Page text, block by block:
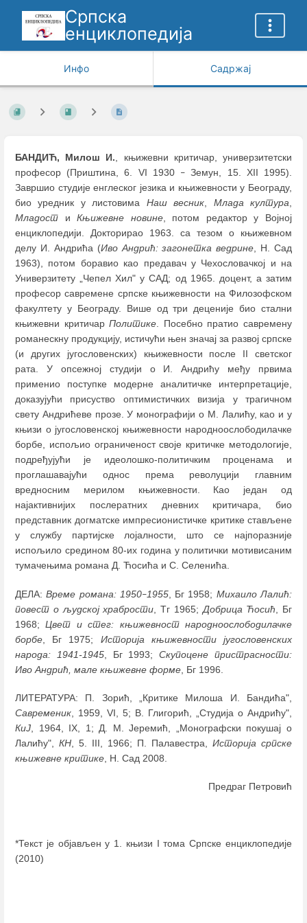
Српска
енциклопедија
Инфо Садржај
БАНДИЋ, Милош И., књижевни критичар, универзитетски
професор (Приштина, 6. VI 1930 – Земун, 15. XII 1995).
Завршио студије енглеског језика и књижевности у Београду,
био уредник у листовима Наш весник, Млада култура,
Младост иКњижевне новине, потом редактор у Војној
енциклопедији. Докторирао 1963. са тезом о књижевном
делу И. Андрића (Иво Андрић: загонетка ведрине, Н. Сад
1963), потом боравио као предавач у Чехословачкој и на
Универзитету „Чепел Хил" у САД; од 1965. доцент, а затим
професор савремене српске књижевности на Филозофском
факултету у Београду. Више од три деценије био стални
књижевни критичарПолитикe. Посебно пратио савремену
романескну продукцију, истичући њен значај за развој српске
(и других југословенских) књижевности после II светског
рата. У опсежној студији о И. Андрићу међу првима
применио поступке модерне аналитичке интерпретације,
доказујући присуство оптимистичких визија у трагичном
свету Андрићеве прозе. У монографији о М. Лалићу, као и у
књизи о југословенској књижевности народноослободилачке
борбе, испољио ограниченост своје критичке методологије,
подређујући је идеолошко-политичким проценама и
проглашавајући однос према револуцији главним
вредносним мерилом књижевности. Као један од
најактивнијих послератних дневних критичара, био
представник догматске импресионистичке критике стављене
у службу партијске лојалности, што се најпоразније
испољило средином 80-их година у политички мотивисаним
тумачењима романа Д. Ћосића и С. Селенића.
ДЕЛА:Време романа: 1950–1955, Бг 1958; Михаило Лалић:
повест о људској храбрости , Тг 1965; Добрица Ћосић , Бг
1968;Цвет и стег: књижевност народноослободилачке
борбе , Бг 1975; Историја књижевности југословенских
народа: 1941-1945, Бг 1993;Скупоцене пристрасности:
Иво Андрић, мале књижевне форме , Бг 1996.
ЛИТЕРАТУРА: П. Зорић, „Критике Милоша И. Бандића",
Савременик , 1959, VI, 5; В. Глигорић, „Студија о Андрићу",
КиЈ , 1964, IX, 1; Д. М. Јеремић, „Монографски покушај о
Лалићу", КН , 5. III, 1966; П. Палавестра, Историја српске
књижевне критике , Н. Сад 2008.
Предраг Петровић
*Текст је објављен у 1. књизи I тома Српске енциклопедије
(2010)